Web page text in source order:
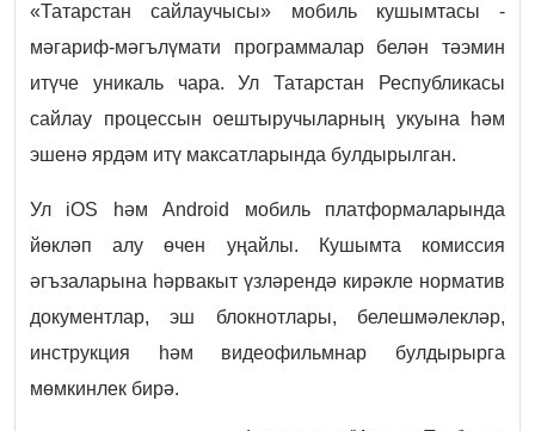
«Татарстан сайлаучысы» мобиль кушымтасы -
мәгариф-мәгълүмати программалар белән тәэмин
итүче уникаль чара. Ул Татарстан Республикасы
сайлау процессын оештыручыларның укуына һәм
эшенә ярдәм итү максатларында булдырылган.
Ул iOS һәм Android мобиль платформаларында
йөкләп алу өчен уңайлы. Кушымта комиссия
әгъзаларына һәрвакыт үзләрендә кирәкле норматив
документлар, эш блокнотлары, белешмәлекләр,
инструкция һәм видеофильмнар булдырырга
мөмкинлек бирә.